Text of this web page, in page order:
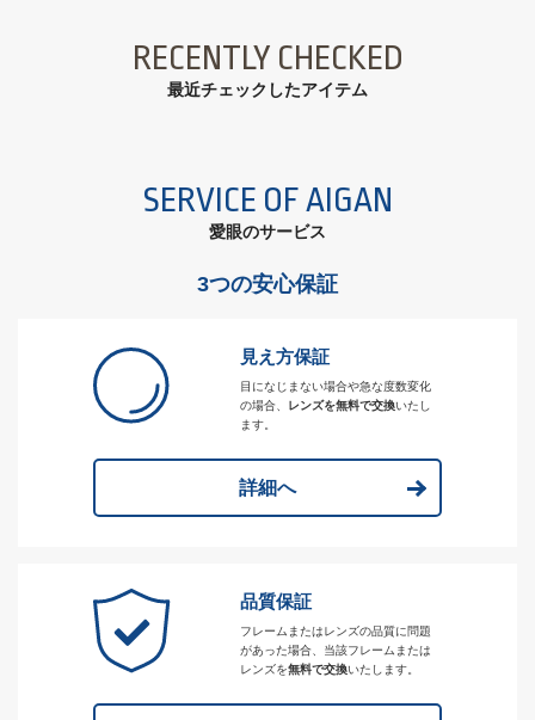
RECENTLY CHECKED
最近チェックしたアイテム
SERVICE OF AIGAN
愛眼のサービス
3つの安心保証
見え方保証
目になじまない場合や急な度数変化
の場合、
レンズを無料で交換いたし
ます。
詳細へ
品質保証
フレームまたはレンズの品質に問題
があった場合、当該フレームまたは
レンズを無料で交換いたします。